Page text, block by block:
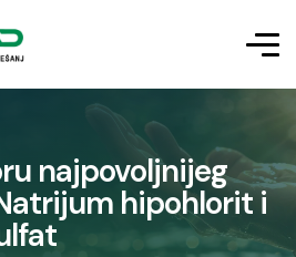
najpovoljnijeg
hipohlorit i